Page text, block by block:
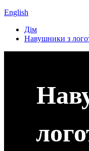
English
Дім
Навушники з